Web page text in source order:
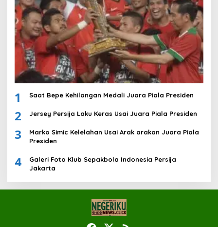
1 Saat Bepe Kehilangan Medali Juara Piala Presiden
2 Jersey Persija Laku Keras Usai Juara Piala Presiden
3
Marko Simic Kelelahan Usai Arak arakan Juara Piala
Presiden
4
Galeri Foto Klub Sepakbola Indonesia Persija
Jakarta